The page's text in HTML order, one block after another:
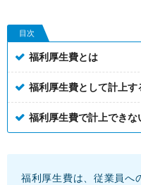
目次
福利厚生費とは
福利厚生費として計上
福利厚生費で計上できな
福利厚生費は、従業員へ